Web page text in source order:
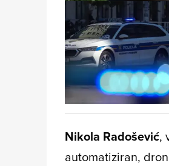
Nikola Radošević,
automatiziran,